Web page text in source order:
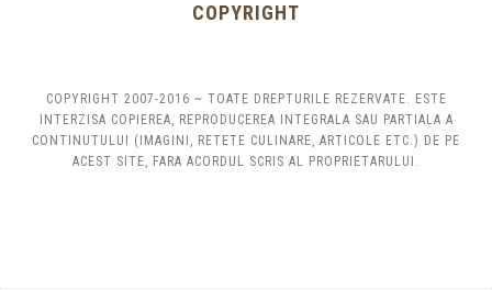
COPYRIGHT
COPYRIGHT 2007-2016 ~ TOATE DREPTURILE REZERVATE. ESTE
INTERZISA COPIEREA, REPRODUCEREA INTEGRALA SAU PARTIALA A
CONTINUTULUI (IMAGINI, RETETE CULINARE, ARTICOLE ETC.) DE PE
ACEST SITE, FARA ACORDUL SCRIS AL PROPRIETARULUI.